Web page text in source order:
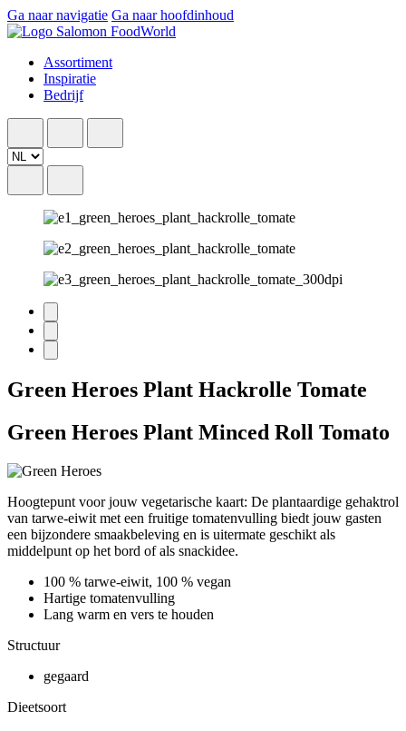
Ga naar navigatie Ga naar hoofdinhoud
Assortiment
Inspiratie
Bedrijf
Green Heroes Plant Hackrolle Tomate
Green Heroes Plant Minced Roll Tomato
Hoogtepunt voor jouw vegetarische kaart: De plantaardige gehaktrol
van tarwe-eiwit met een fruitige tomatenvulling biedt jouw gasten
een bijzondere smaakbeleving en is uitermate geschikt als
middelpunt op het bord of als snackidee.
100 % tarwe-eiwit, 100 % vegan
Hartige tomatenvulling
Lang warm en vers te houden
Structuur
gegaard
Dieetsoort